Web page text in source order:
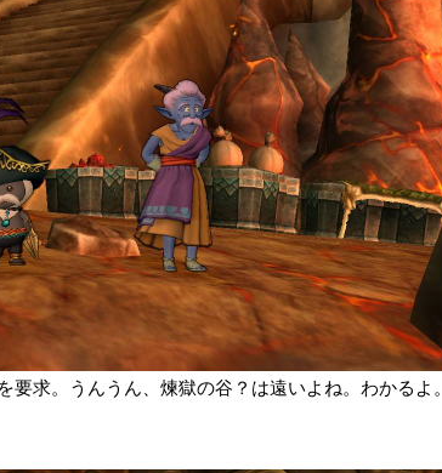
要求。うんうん、煉獄の谷？は遠いよね。わかるよ。